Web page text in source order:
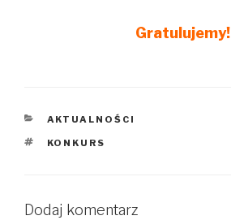
Gratulujemy!
KATEGORIE
AKTUALNOŚCI
TAGI
KONKURS
Dodaj komentarz